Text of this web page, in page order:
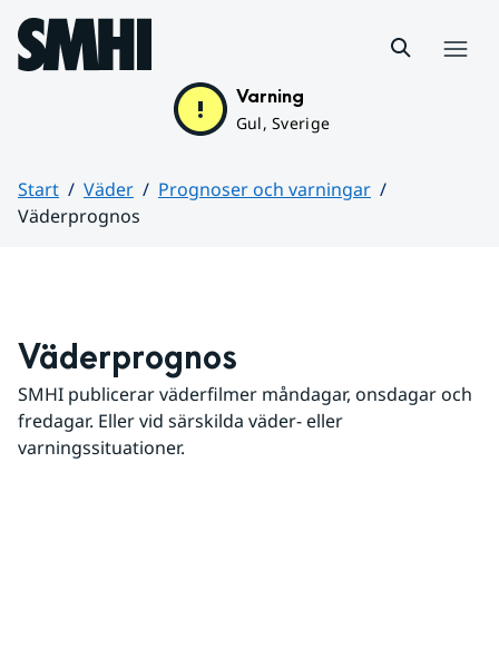
Hoppa till sidans innehåll
Varning
Gul, Sverige
Start Väder
Prognoser och varningar
Väderprognos
Väderprognos
SMHI publicerar väderfilmer måndagar, onsdagar och
fredagar. Eller vid särskilda väder- eller
varningssituationer.